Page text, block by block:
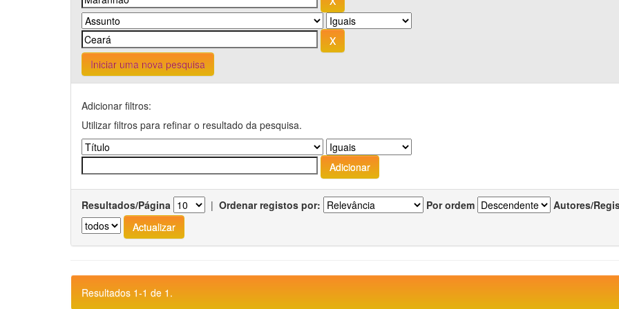
Iniciar uma nova pesquisa
Adicionar filtros:
Utilizar filtros para refinar o resultado da pesquisa.
Resultados/Página | Ordenar registos por: Por ordem Autores/
Resultados 1-1 de 1.